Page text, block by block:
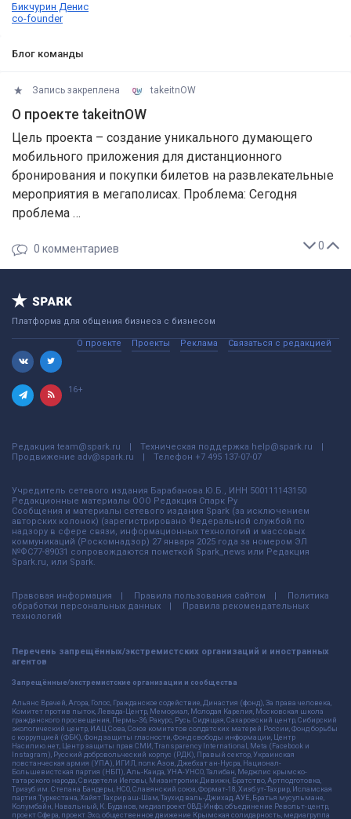
Бикчурин Денис
co-founder
Блог команды
Запись закреплена takeitnOW
О проекте takeitnOW
Цель проекта – создание уникального думающего
мобильного приложения для дистанционного
бронирования и покупки билетов на развлекательные
мероприятия в мегаполисах. Проблема: Сегодня
проблема …
0
0 комментариев
Платформа для общения бизнеса с бизнесом
О проекте Проекты Реклама Связаться с редакцией
16+
Редакция team@spark.ru Техническая поддержка help@spark.ru
Продвижение adv@spark.ru Телефон +7 495 137-07-07
Учредитель сетевого издания Барабанова.Ю.Б., ИНН 500111143150
Редакционные материалы ООО Редакция Спарк Ру
Сообщения и материалы сетевого издания Spark (за исключением
авторских колонок) (зарегистрировано Федеральной службой по
надзору в сфере связи, информационных технологий и массовых
коммуникаций (Роскомнадзор) 27 января 2025 года за номером ЭЛ
№ФС77-89031 сопровождаются пометкой Spark_news или Редакция
Spark.ru, или Spark.
Правовая информация Правила пользования сайтом
Политика
обработки персональных данных
Правила рекомендательных
технологий
Перечень запрещённых/экстремистских организаций и иностранных
агентов
Запрещённые/экстремистские организации и сообщества
Альянс Врачей, Агора, Голос, Гражданское содействие, Династия (фонд), За права человека,
Комитет против пыток, Левада-Центр, Мемориал, Молодая Карелия, Московская школа
гражданского просвещения, Пермь-36, Ракурс, Русь Сидящая, Сахаровский центр, Сибирский
экологический центр, ИАЦ Сова, Союз комитетов солдатских матерей России, Фонд борьбы
с коррупцией (ФБК), Фонд защиты гласности, Фонд свободы информации, Центр
Насилию.нет, Центр защиты прав СМИ, Transparency International, Meta (Facebook и
Instagram), Русский добровольческий корпус (РДК), Правый сектор, Украинская
повстанческая армия (УПА), ИГИЛ, полк Азов, Джебхат ан-Нусра, Национал-
Большевистская партия (НБП), Аль-Каида, УНА-УНСО, Талибан, Меджлис крымско-
татарского народа, Свидетели Иеговы, Мизантропик Дивижн, Братство, Артподготовка,
Тризуб им. Степана Бандеры, НСО, Славянский союз, Формат-18, Хизб ут-Тахрир, Исламская
партия Туркестана, Хайят Тахрир аш-Шам, Таухид валь-Джихад, АУЕ, Братья мусульмане,
Колумбайн, Навальный, К. Буданов, медиапроект ОВД-Инфо, объединение Револьт-центр,
проект Сфера, проект Эхо, общественное движение Крымская солидарность, медиагруппа